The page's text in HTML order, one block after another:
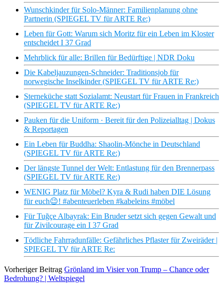
Wunschkinder für Solo-Männer: Familienplanung ohne
Partnerin (SPIEGEL TV für ARTE Re:)
Leben für Gott: Warum sich Moritz für ein Leben im Kloster
entscheidet I 37 Grad
Mehrblick für alle: Brillen für Bedürftige | NDR Doku
Die Kabeljauzungen-Schneider: Traditionsjob für
norwegische Inselkinder (SPIEGEL TV für ARTE Re:)
Sterneküche statt Sozialamt: Neustart für Frauen in Frankreich
(SPIEGEL TV für ARTE Re:)
Pauken für die Uniform · Bereit für den Polizeialltag | Dokus
& Reportagen
Ein Leben für Buddha: Shaolin-Mönche in Deutschland
(SPIEGEL TV für ARTE Re:)
Der längste Tunnel der Welt: Entlastung für den Brennerpass
(SPIEGEL TV für ARTE Re:)
WENIG Platz für Möbel? Kyra & Rudi haben DIE Lösung
für euch😉! #abenteuerleben #kabeleins #möbel
Für Tuğçe Albayrak: Ein Bruder setzt sich gegen Gewalt und
für Zivilcourage ein I 37 Grad
Tödliche Fahrradunfälle: Gefährliches Pflaster für Zweiräder |
SPIEGEL TV für ARTE Re:
Vorheriger Beitrag Grönland im Visier von Trump – Chance oder
Bedrohung? | Weltspiegel